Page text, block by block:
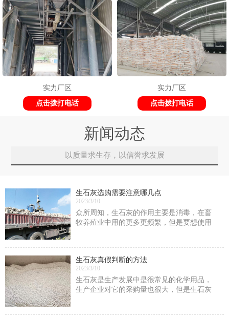
实力厂区
点击拨打电话
实力厂区
点击拨打电话
新闻动态
以质量求生存，以信誉求发展
生石灰选购需要注意哪几点
2023/3/10
众所周知，生石灰的作用主要是消毒，在畜
牧养殖业中用的更多更频繁，但是要想使用
生石灰真假判断的方法
2023/3/10
生石灰是生产发展中是很常见的化学用品，
生产企业对它的采购量也很大，但是生石灰